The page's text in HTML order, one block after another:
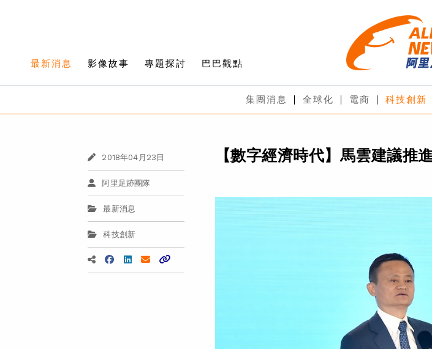
最新消息 影像故事 專題探討 巴巴觀點
集團消息 全球化 電商 科技創新
2018年04月23日
阿里足跡團隊
最新消息
科技創新
【數字經濟時代】馬雲建議推